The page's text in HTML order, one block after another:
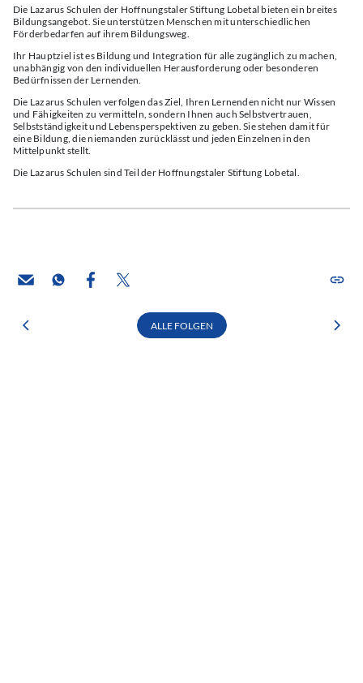
Die Lazarus Schulen der Hoffnungstaler Stiftung Lobetal bieten ein breites
Bildungsangebot. Sie unterstützen Menschen mit unterschiedlichen
Förderbedarfen auf ihrem Bildungsweg.
Ihr Hauptziel ist es Bildung und Integration für alle zugänglich zu machen,
unabhängig von den individuellen Herausforderung oder besonderen
Bedürfnissen der Lernenden.
Die Lazarus Schulen verfolgen das Ziel, Ihren Lernenden nicht nur Wissen
und Fähigkeiten zu vermitteln, sondern Ihnen auch Selbstvertrauen,
Selbstständigkeit und Lebensperspektiven zu geben. Sie stehen damit für
eine Bildung, die niemanden zurücklässt und jeden Einzelnen in den
Mittelpunkt stellt.
Die Lazarus Schulen sind Teil der Hoffnungstaler Stiftung Lobetal.
ALLE FOLGEN